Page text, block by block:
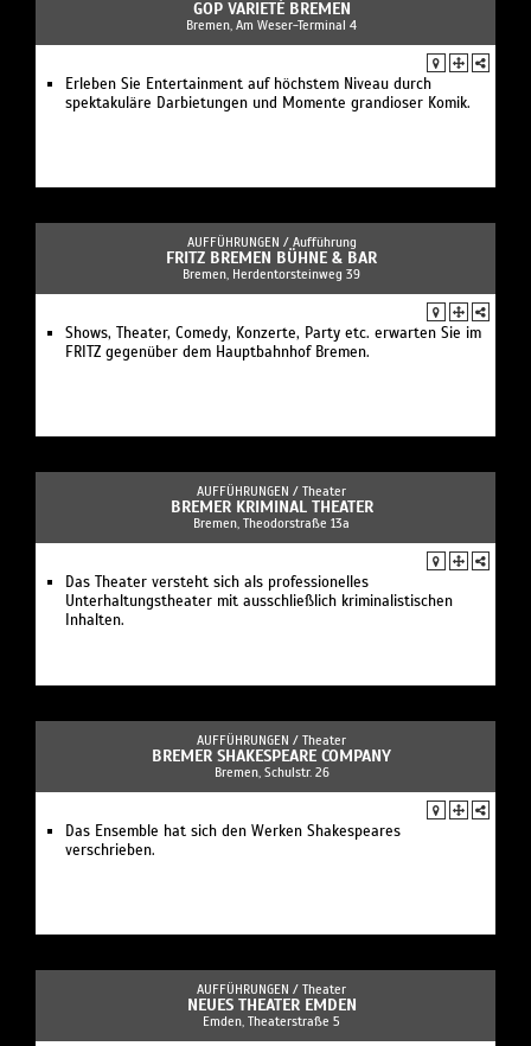
GOP VARIETÉ BREMEN
Bremen, Am Weser-Terminal 4
Erleben Sie Entertainment auf höchstem Niveau durch
spektakuläre Darbietungen und Momente grandioser Komik.
AUFFÜHRUNGEN / Aufführung
FRITZ BREMEN BÜHNE & BAR
Bremen, Herdentorsteinweg 39
Shows, Theater, Comedy, Konzerte, Party etc. erwarten Sie im
FRITZ gegenüber dem Hauptbahnhof Bremen.
AUFFÜHRUNGEN / Theater
BREMER KRIMINAL THEATER
Bremen, Theodorstraße 13a
Das Theater versteht sich als professionelles
Unterhaltungstheater mit ausschließlich kriminalistischen
Inhalten.
AUFFÜHRUNGEN / Theater
BREMER SHAKESPEARE COMPANY
Bremen, Schulstr. 26
Das Ensemble hat sich den Werken Shakespeares
verschrieben.
AUFFÜHRUNGEN / Theater
NEUES THEATER EMDEN
Emden, Theaterstraße 5